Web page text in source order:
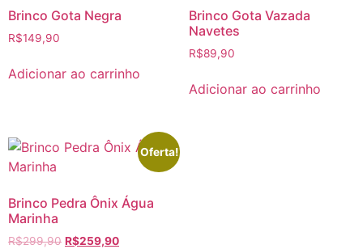
Brinco Gota Negra
R$149,90
Adicionar ao carrinho
Brinco Gota Vazada
Navetes
R$89,90
Adicionar ao carrinho
Oferta!
Brinco Pedra Ônix Água
Marinha
R$299,90 R$259,90